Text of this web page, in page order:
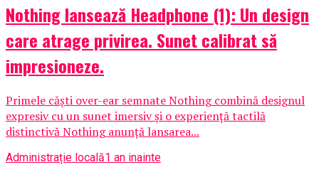
Nothing lansează Headphone (1): Un design
care atrage privirea. Sunet calibrat să
impresioneze.
Primele căști over-ear semnate Nothing combină designul
expresiv cu un sunet imersiv și o experiență tactilă
distinctivă Nothing anunță lansarea...
Administrație locală1 an inainte